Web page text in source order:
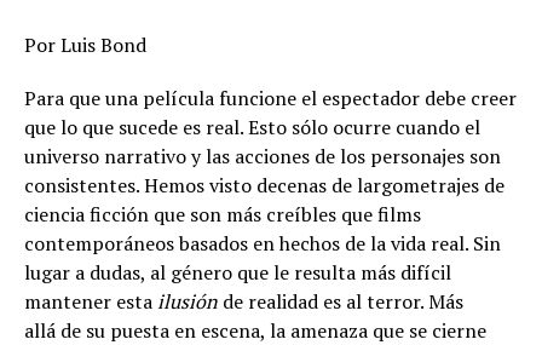
Por Luis Bond
Para que una película funcione el espectador debe creer
que lo que sucede es real. Esto sólo ocurre cuando el
universo narrativo y las acciones de los personajes son
consistentes. Hemos visto decenas de largometrajes de
ciencia ficción que son más creíbles que films
contemporáneos basados en hechos de la vida real. Sin
lugar a dudas, al género que le resulta más difícil
mantener estailusión de realidad es al terror. Más
allá de su puesta en escena, la amenaza que se cierne